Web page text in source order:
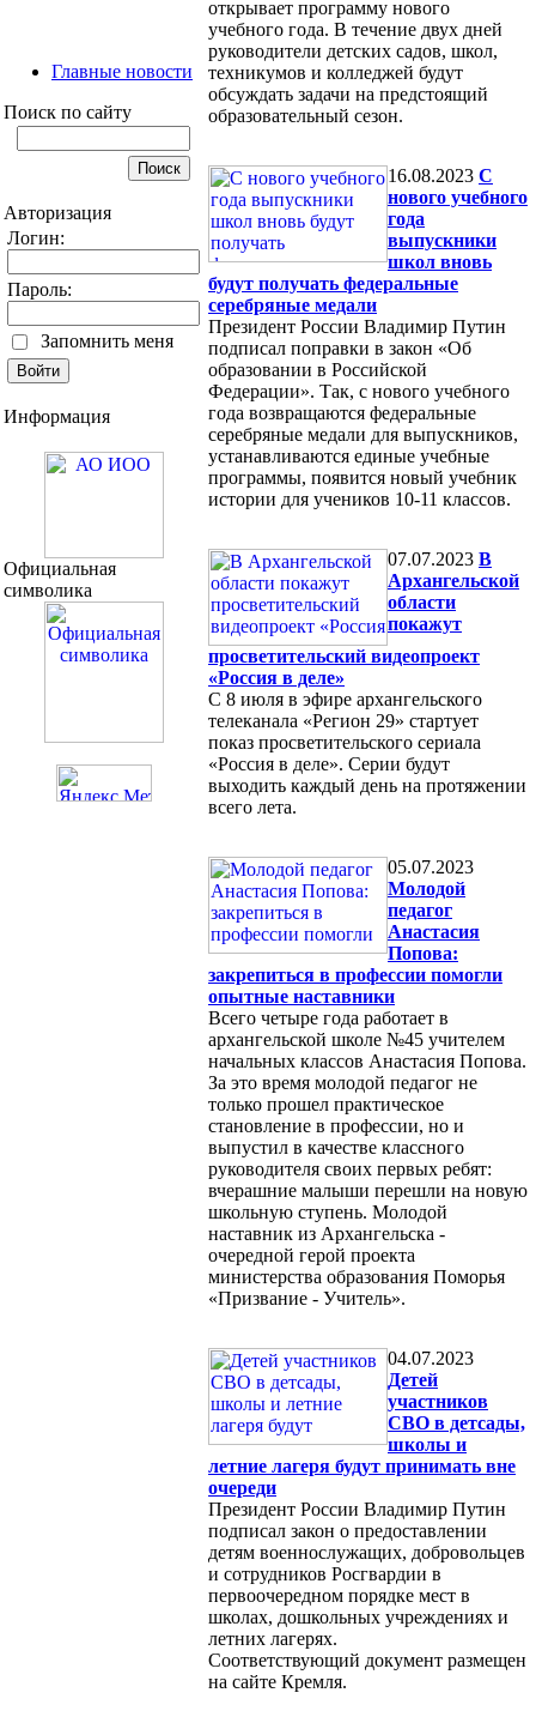
Главные новости
Поиск по сайту
Авторизация
Логин:
Пароль:
Запомнить меня
Информация
Официальная
символика
открывает программу нового
учебного года. В течение двух дней
руководители детских садов, школ,
техникумов и колледжей будут
обсуждать задачи на предстоящий
образовательный сезон.
16.08.2023 С
нового учебного
года
выпускники
школ вновь
будут получать федеральные
серебряные медали
Президент России Владимир Путин
подписал поправки в закон «Об
образовании в Российской
Федерации». Так, с нового учебного
года возвращаются федеральные
серебряные медали для выпускников,
устанавливаются единые учебные
программы, появится новый учебник
истории для учеников 10-11 классов.
07.07.2023 В
Архангельской
области
покажут
просветительский видеопроект
«Россия в деле»
С 8 июля в эфире архангельского
телеканала «Регион 29» стартует
показ просветительского сериала
«Россия в деле». Серии будут
выходить каждый день на протяжении
всего лета.
05.07.2023
Молодой
педагог
Анастасия
Попова:
закрепиться в профессии помогли
опытные наставники
Всего четыре года работает в
архангельской школе №45 учителем
начальных классов Анастасия Попова.
За это время молодой педагог не
только прошел практическое
становление в профессии, но и
выпустил в качестве классного
руководителя своих первых ребят:
вчерашние малыши перешли на новую
школьную ступень. Молодой
наставник из Архангельска -
очередной герой проекта
министерства образования Поморья
«Призвание - Учитель».
04.07.2023
Детей
участников
СВО в детсады,
школы и
летние лагеря будут принимать вне
очереди
Президент России Владимир Путин
подписал закон о предоставлении
детям военнослужащих, добровольцев
и сотрудников Росгвардии в
первоочередном порядке мест в
школах, дошкольных учреждениях и
летних лагерях.
Соответствующий документ размещен
на сайте Кремля.